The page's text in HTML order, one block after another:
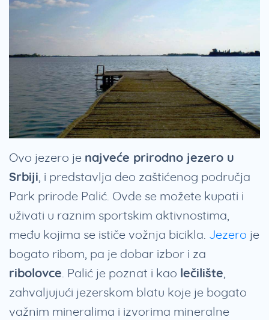
Ovo jezero je najveće prirodno jezero u
Srbiji, i predstavlja deo zaštićenog područja
Park prirode Palić. Ovde se možete kupati i
uživati u raznim sportskim aktivnostima,
među kojima se ističe vožnja bicikla. Jezero je
bogato ribom, pa je dobar izbor i za
ribolovce. Palić je poznat i kao lečilište,
zahvaljujući jezerskom blatu koje je bogato
važnim mineralima i izvorima mineralne